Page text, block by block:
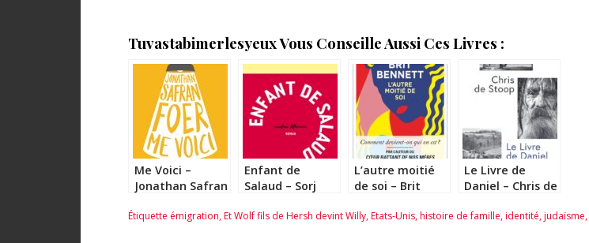
Tuvastabimerlesyeux Vous Conseille Aussi Ces Livres :
Me Voici –
Jonathan Safran
Enfant de
Salaud – Sorj
L’autre moitié
de soi – Brit
Le Livre de
Daniel – Chris de
Étiquette émigration,Et Wolf fils de Hersh devint Willy,Etats-Unis,histoire de famille,identité,judaïsme,